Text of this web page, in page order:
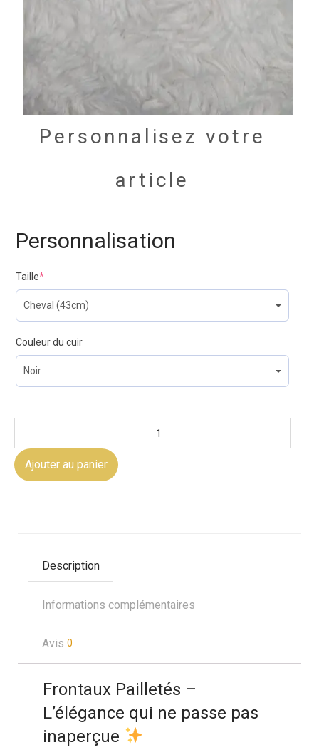
Personnalisez votre
article
Personnalisation
Taille*
Couleur du cuir
Ajouter au panier
Description
Informations complémentaires
Avis0
Frontaux Pailletés –
L’élégance qui ne passe pas
inaperçue